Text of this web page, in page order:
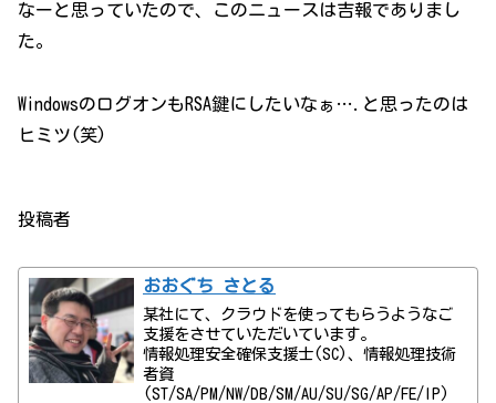
なーと思っていたので、このニュースは吉報でありまし
た。
WindowsのログオンもRSA鍵にしたいなぁ….と思ったのは
ヒミツ(笑)
投稿者
おおぐち さとる
某社にて、クラウドを使ってもらうようなご
支援をさせていただいています。
情報処理安全確保支援士(SC)、情報処理技術
者資
(ST/SA/PM/NW/DB/SM/AU/SU/SG/AP/FE/IP)